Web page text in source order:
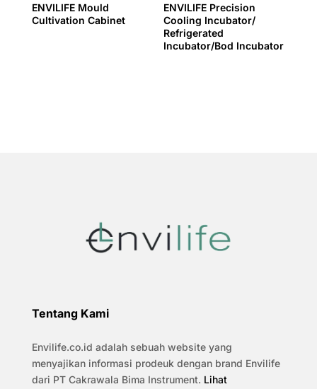
ENVILIFE Mould
Cultivation Cabinet
ENVILIFE Precision
Cooling Incubator/
Refrigerated
Incubator/Bod Incubator
Tentang Kami
Envilife.co.id adalah sebuah website yang
menyajikan informasi prodeuk dengan brand Envilife
dari PT Cakrawala Bima Instrument. Lihat